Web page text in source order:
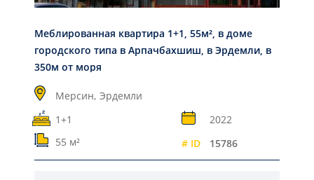
Меблированная квартира 1+1, 55м², в доме
городского типа в Арпачбахшиш, в Эрдемли, в
350м от моря
Мерсин, Эрдемли
1+1
2022
55 м²
# ID 15786